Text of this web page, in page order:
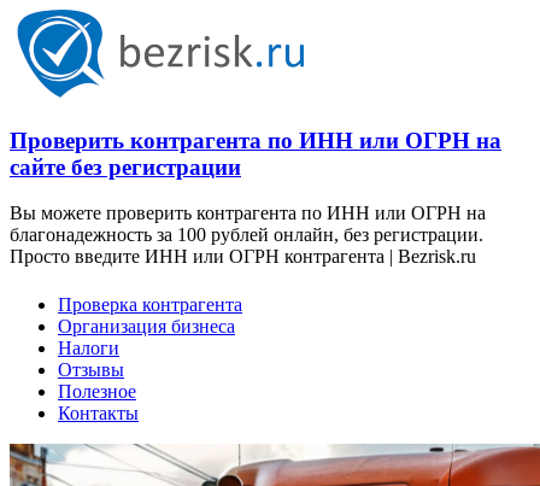
Проверить контрагента по ИНН или ОГРН на
сайте без регистрации
Вы можете проверить контрагента по ИНН или ОГРН на
благонадежность за 100 рублей онлайн, без регистрации.
Просто введите ИНН или ОГРН контрагента | Bezrisk.ru
Проверка контрагента
Организация бизнеса
Налоги
Отзывы
Полезное
Контакты